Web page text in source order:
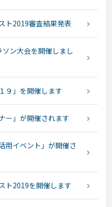
ト2019審査結果発表
ン大会を開催しまし
９」を開催します
ー」が開催されます
用イベント」が開催さ
ト2019を開催します